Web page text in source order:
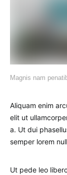
Magnis nam
Aliquam enim
elit ut
a. Ut dui
semper lorem
Ut pede leo